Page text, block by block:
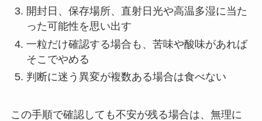
開封日、保存場所、直射日光や高温多湿に当た
った可能性を思い出す
一粒だけ確認する場合も、苦味や酸味があれば
そこでやめる
判断に迷う異変が複数ある場合は食べない
この手順で確認しても不安が残る場合は、無理に